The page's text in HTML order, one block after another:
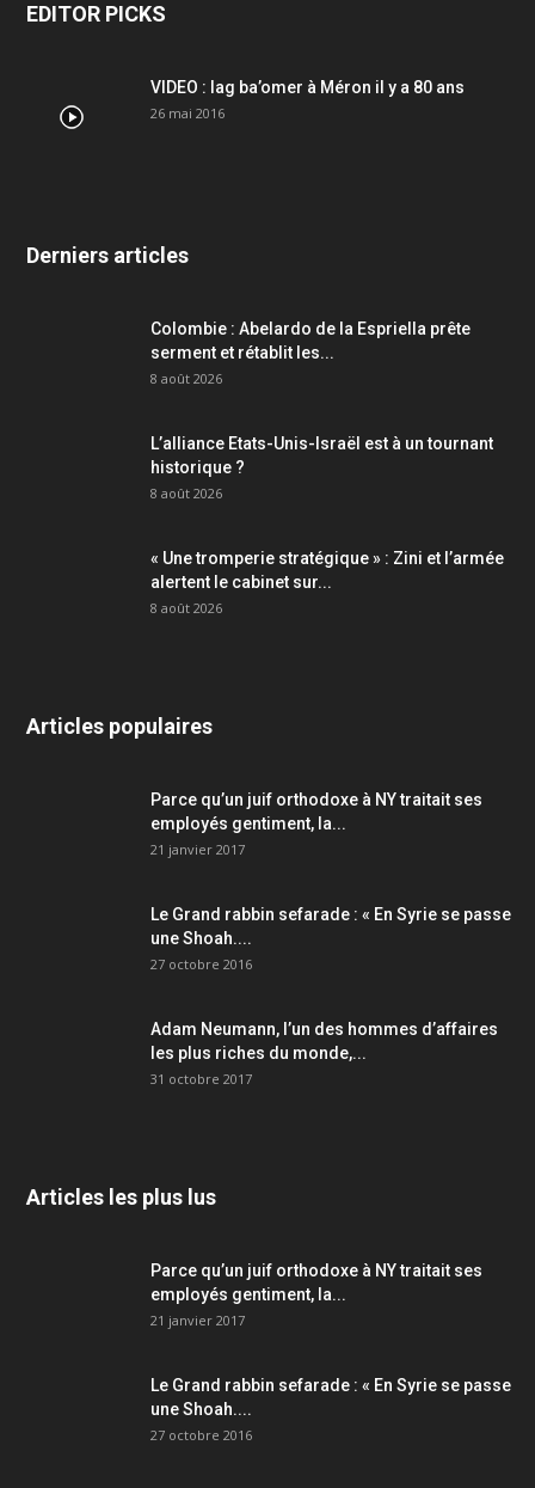
EDITOR PICKS
VIDEO : lag ba’omer à Méron il y a 80 ans
26 mai 2016
Derniers articles
Colombie : Abelardo de la Espriella prête
serment et rétablit les...
8 août 2026
L’alliance Etats-Unis-Israël est à un tournant
historique ?
8 août 2026
« Une tromperie stratégique » : Zini et l’armée
alertent le cabinet sur...
8 août 2026
Articles populaires
Parce qu’un juif orthodoxe à NY traitait ses
employés gentiment, la...
21 janvier 2017
Le Grand rabbin sefarade : « En Syrie se passe
une Shoah....
27 octobre 2016
Adam Neumann, l’un des hommes d’affaires
les plus riches du monde,...
31 octobre 2017
Articles les plus lus
Parce qu’un juif orthodoxe à NY traitait ses
employés gentiment, la...
21 janvier 2017
Le Grand rabbin sefarade : « En Syrie se passe
une Shoah....
27 octobre 2016